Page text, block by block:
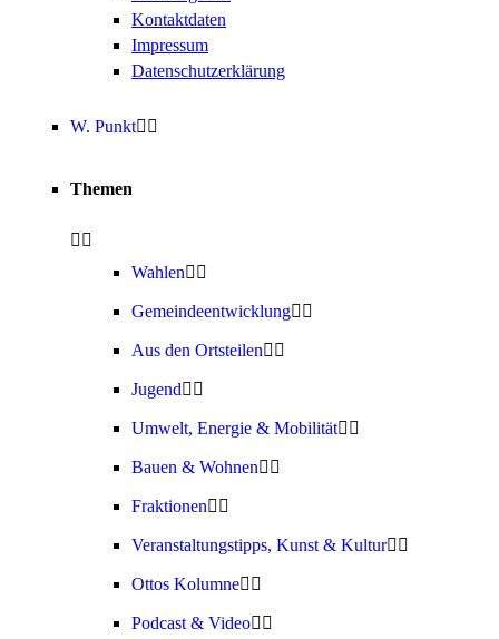
Kontaktdaten
Impressum
Datenschutzerklärung
W. Punkt
Themen
Wahlen
Gemeindeentwicklung
Aus den Ortsteilen
Jugend
Umwelt, Energie & Mobilität
Bauen & Wohnen
Fraktionen
Veranstaltungstipps, Kunst & Kultur
Ottos Kolumne
Podcast & Video